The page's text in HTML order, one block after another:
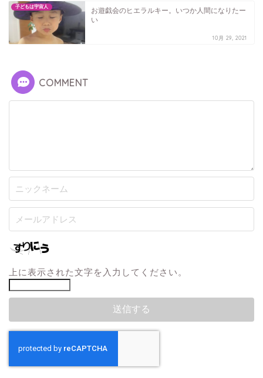
子どもは宇宙人
お遊戯会のヒエラルキー。いつか人間になりたー
い
10月 29, 2021
COMMENT
上に表示された文字を入力してください。